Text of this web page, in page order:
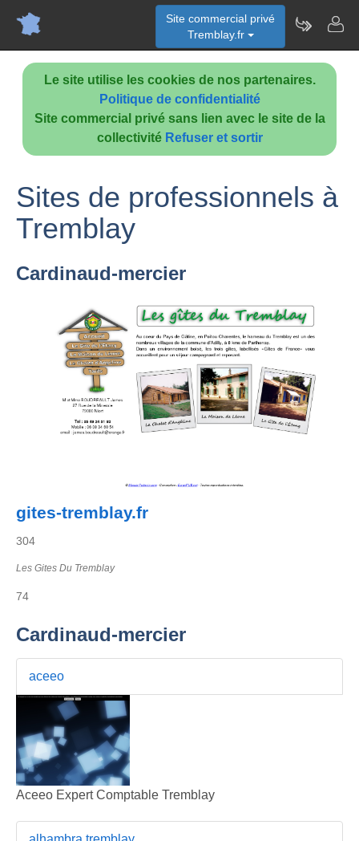
Le site utilise les cookies de nos partenaires.
Politique de confidentialité
Site commercial privé sans lien avec le site de la
collectivité Refuser et sortir
Site commercial privé
Tremblay.fr
Sites de professionnels à
Tremblay
Cardinaud-mercier
gites-tremblay.fr
304
Les Gites Du Tremblay
74
Cardinaud-mercier
aceeo
Aceeo Expert Comptable Tremblay